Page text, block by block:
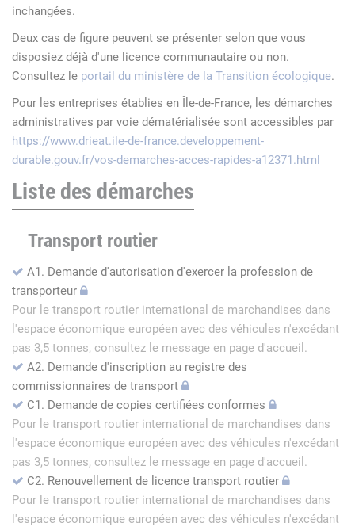
inchangées.
Deux cas de figure peuvent se présenter selon que vous
disposiez déjà d'une licence communautaire ou non.
Consultez le portail du ministère de la Transition écologique.
Pour les entreprises établies en Île-de-France, les démarches
administratives par voie dématérialisée sont accessibles par
https://www.drieat.ile-de-france.developpement-
durable.gouv.fr/vos-demarches-acces-rapides-a12371.html
Liste des démarches
Transport routier
A1. Demande d'autorisation d'exercer la profession de
transporteur
Pour le transport routier international de marchandises dans
l'espace économique européen avec des véhicules n'excédant
pas 3,5 tonnes, consultez le message en page d'accueil.
A2. Demande d'inscription au registre des
commissionnaires de transport
C1. Demande de copies certifiées conformes
Pour le transport routier international de marchandises dans
l'espace économique européen avec des véhicules n'excédant
pas 3,5 tonnes, consultez le message en page d'accueil.
C2. Renouvellement de licence transport routier
Pour le transport routier international de marchandises dans
l'espace économique européen avec des véhicules n'excédant